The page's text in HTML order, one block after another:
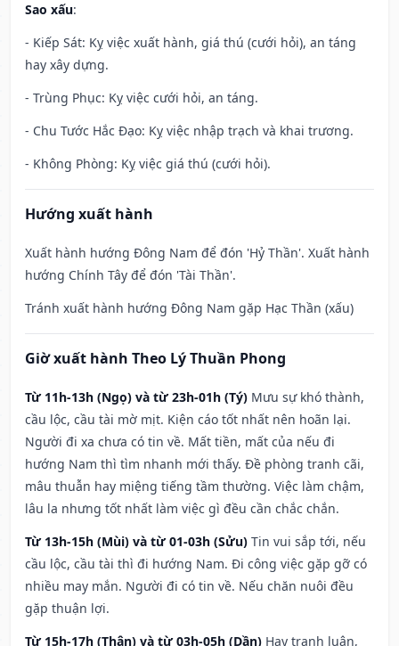
Sao xấu:
- Kiếp Sát: Kỵ việc xuất hành, giá thú (cưới hỏi), an táng
hay xây dựng.
- Trùng Phục: Kỵ việc cưới hỏi, an táng.
- Chu Tước Hắc Đạo: Kỵ việc nhập trạch và khai trương.
- Không Phòng: Kỵ việc giá thú (cưới hỏi).
Hướng xuất hành
Xuất hành hướng Đông Nam để đón 'Hỷ Thần'. Xuất hành
hướng Chính Tây để đón 'Tài Thần'.
Tránh xuất hành hướng Đông Nam gặp Hạc Thần (xấu)
Giờ xuất hành Theo Lý Thuần Phong
Từ 11h-13h (Ngọ) và từ 23h-01h (Tý) Mưu sự khó thành,
cầu lộc, cầu tài mờ mịt. Kiện cáo tốt nhất nên hoãn lại.
Người đi xa chưa có tin về. Mất tiền, mất của nếu đi
hướng Nam thì tìm nhanh mới thấy. Đề phòng tranh cãi,
mâu thuẫn hay miệng tiếng tầm thường. Việc làm chậm,
lâu la nhưng tốt nhất làm việc gì đều cần chắc chắn.
Từ 13h-15h (Mùi) và từ 01-03h (Sửu) Tin vui sắp tới, nếu
cầu lộc, cầu tài thì đi hướng Nam. Đi công việc gặp gỡ có
nhiều may mắn. Người đi có tin về. Nếu chăn nuôi đều
gặp thuận lợi.
Từ 15h-17h (Thân) và từ 03h-05h (Dần) Hay tranh luận,